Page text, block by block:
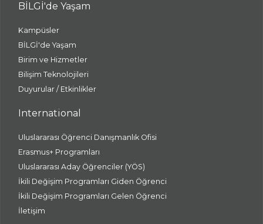
BİLGİ'de Yaşam
Kampüsler
BİLGİ'de Yaşam
Birim ve Hizmetler
Bilişim Teknolojileri
Duyurular / Etkinlikler
International
Uluslararası Öğrenci Danışmanlık Ofisi
Erasmus+ Programları
Uluslararası Aday Öğrenciler (YÖS)
İkili Değişim Programları Giden Öğrenci
İkili Değişim Programları Gelen Öğrenci
İletişim